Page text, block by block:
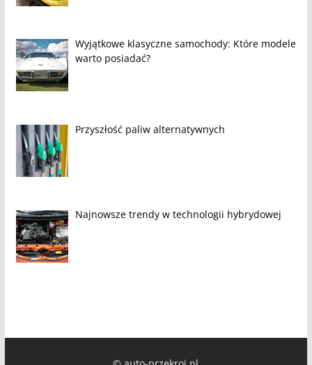
Wyjątkowe klasyczne samochody: Które modele
warto posiadać?
Przyszłość paliw alternatywnych
Najnowsze trendy w technologii hybrydowej